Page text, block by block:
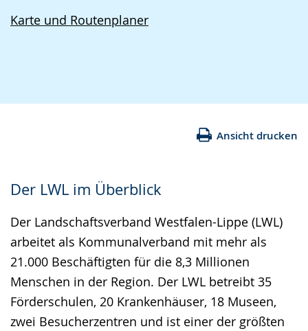
Karte und Routenplaner
Ansicht drucken
Der LWL im Überblick
Der Landschaftsverband Westfalen-Lippe (LWL)
arbeitet als Kommunalverband mit mehr als
21.000 Beschäftigten für die 8,3 Millionen
Menschen in der Region. Der LWL betreibt 35
Förderschulen, 20 Krankenhäuser, 18 Museen,
zwei Besucherzentren und ist einer der größten